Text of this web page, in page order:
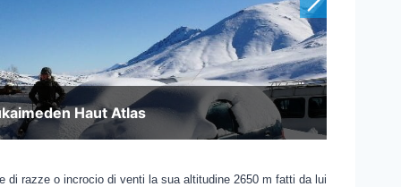
Haut Atlas
di razze o incrocio di venti la sua altitudine 2650 m fatti da lui